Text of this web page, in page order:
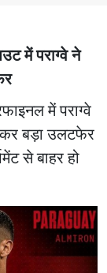
में पराग्वे ने
में पराग्वे
बड़ा उलटफेर
से बाहर हो